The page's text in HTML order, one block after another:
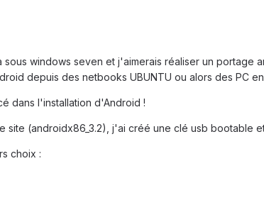
sous windows seven et j'aimerais réaliser un
depuis des netbooks UBUNTU ou alors des PC
dans l'installation d'Android !
site (androidx86_3.2), j'ai créé une clé usb bootable
choix :